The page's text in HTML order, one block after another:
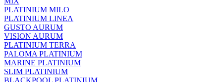
PLATINIUM MILO
PLATINIUM LINEA
GUSTO AURUM
VISION AURUM
PLATINIUM TERRA
PALOMA PLATINIUM
MARINE PLATINIUM
SLIM PLATINIUM
BLACKPOOL PLATINIUM